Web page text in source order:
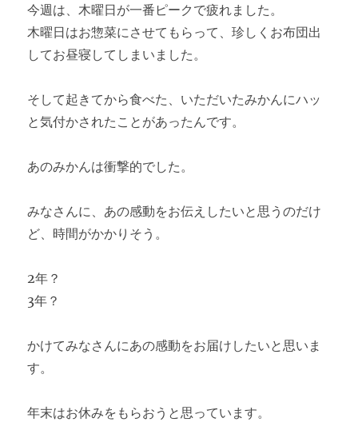
今週は、木曜日が一番ピークで疲れました。
木曜日はお惣菜にさせてもらって、珍しくお布団出
してお昼寝してしまいました。
そして起きてから食べた、いただいたみかんにハッ
と気付かされたことがあったんです。
あのみかんは衝撃的でした。
みなさんに、あの感動をお伝えしたいと思うのだけ
ど、時間がかかりそう。
2年？
3年？
かけてみなさんにあの感動をお届けしたいと思いま
す。
年末はお休みをもらおうと思っています。